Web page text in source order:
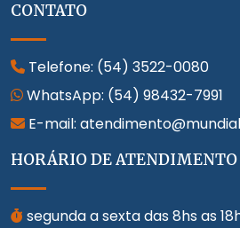
CONTATO
Telefone: (54) 3522-0080
WhatsApp: (54) 98432-7991
E-mail:
HORÁRIO DE ATENDIMENTO
segunda a sexta das 8hs as